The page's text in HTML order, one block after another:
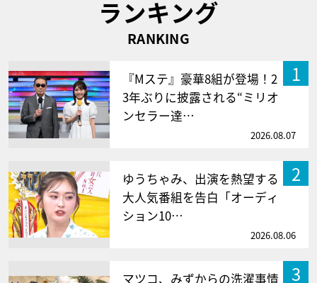
ランキング
RANKING
1
『Mステ』豪華8組が登場！2
3年ぶりに披露される“ミリオ
ンセラー達…
2026.08.07
2
ゆうちゃみ、出演を熱望する
大人気番組を告白「オーディ
ション10…
2026.08.06
3
マツコ、みずからの洗濯事情